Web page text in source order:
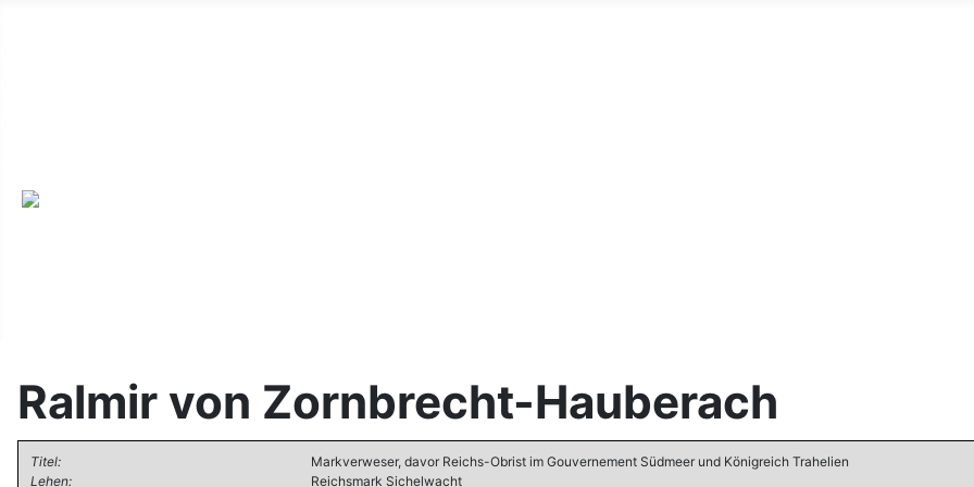
Ralmir von Zornbrecht-Hauberach
Titel:
Markverweser, davor Reichs-Obrist im Gouvernement Südmeer und Königreich Trahelien
Lehen:
Reichsmark Sichelwacht